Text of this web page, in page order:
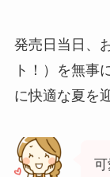
発売日当日、
ト！）を無事
に快適な夏を
可